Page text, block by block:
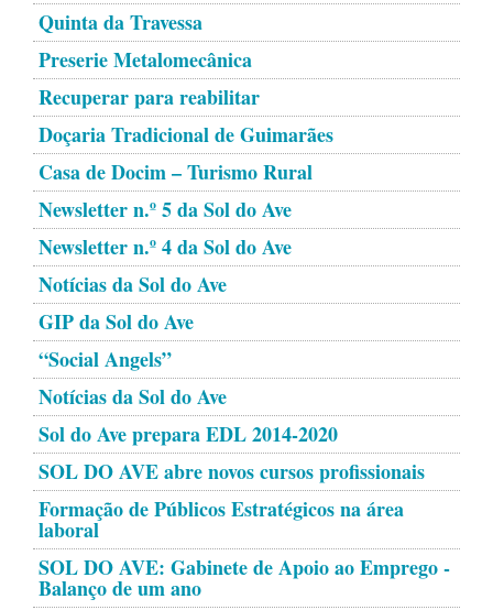
Quinta da Travessa
Preserie Metalomecânica
Recuperar para reabilitar
Doçaria Tradicional de Guimarães
Casa de Docim – Turismo Rural
Newsletter n.º 5 da Sol do Ave
Newsletter n.º 4 da Sol do Ave
Notícias da Sol do Ave
GIP da Sol do Ave
“Social Angels”
Notícias da Sol do Ave
Sol do Ave prepara EDL 2014-2020
SOL DO AVE abre novos cursos profissionais
Formação de Públicos Estratégicos na área
laboral
SOL DO AVE: Gabinete de Apoio ao Emprego -
Balanço de um ano